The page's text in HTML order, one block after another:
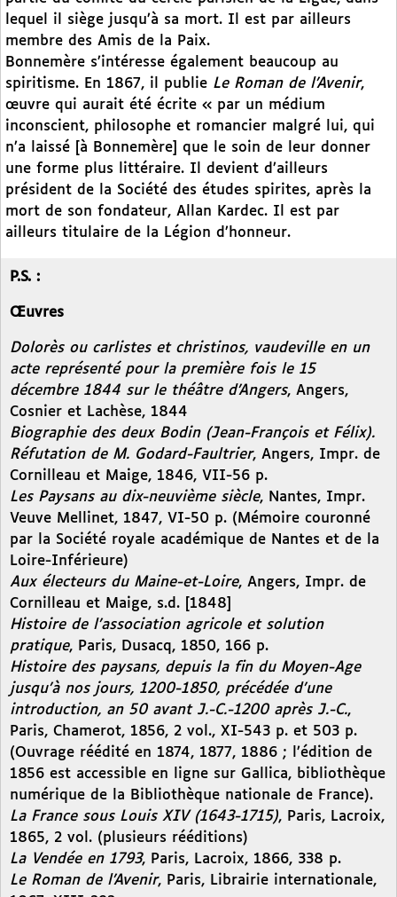
lequel il siège jusqu’à sa mort. Il est par ailleurs
membre des Amis de la Paix.
Bonnemère s’intéresse également beaucoup au
spiritisme. En 1867, il publie Le Roman de l’Avenir,
œuvre qui aurait été écrite « par un médium
inconscient, philosophe et romancier malgré lui, qui
n’a laissé [à Bonnemère] que le soin de leur donner
une forme plus littéraire. Il devient d’ailleurs
président de la Société des études spirites, après la
mort de son fondateur, Allan Kardec. Il est par
ailleurs titulaire de la Légion d’honneur.
P.S. :
Œuvres
Dolorès ou carlistes et christinos, vaudeville en un
acte représenté pour la première fois le 15
décembre 1844 sur le théâtre d’Angers, Angers,
Cosnier et Lachèse, 1844
Biographie des deux Bodin (Jean-François et Félix).
Réfutation de M. Godard-Faultrier, Angers, Impr. de
Cornilleau et Maige, 1846, VII-56 p.
Les Paysans au dix-neuvième siècle, Nantes, Impr.
Veuve Mellinet, 1847, VI-50 p. (Mémoire couronné
par la Société royale académique de Nantes et de la
Loire-Inférieure)
Aux électeurs du Maine-et-Loire, Angers, Impr. de
Cornilleau et Maige, s.d. [1848]
Histoire de l’association agricole et solution
pratique, Paris, Dusacq, 1850, 166 p.
Histoire des paysans, depuis la fin du Moyen-Age
jusqu’à nos jours, 1200-1850, précédée d’une
introduction, an 50 avant J.-C.-1200 après J.-C.,
Paris, Chamerot, 1856, 2 vol., XI-543 p. et 503 p.
(Ouvrage réédité en 1874, 1877, 1886 ; l’édition de
1856 est accessible en ligne sur Gallica, bibliothèque
numérique de la Bibliothèque nationale de France).
La France sous Louis XIV (1643-1715), Paris, Lacroix,
1865, 2 vol. (plusieurs rééditions)
La Vendée en 1793, Paris, Lacroix, 1866, 338 p.
Le Roman de l’Avenir, Paris, Librairie internationale,